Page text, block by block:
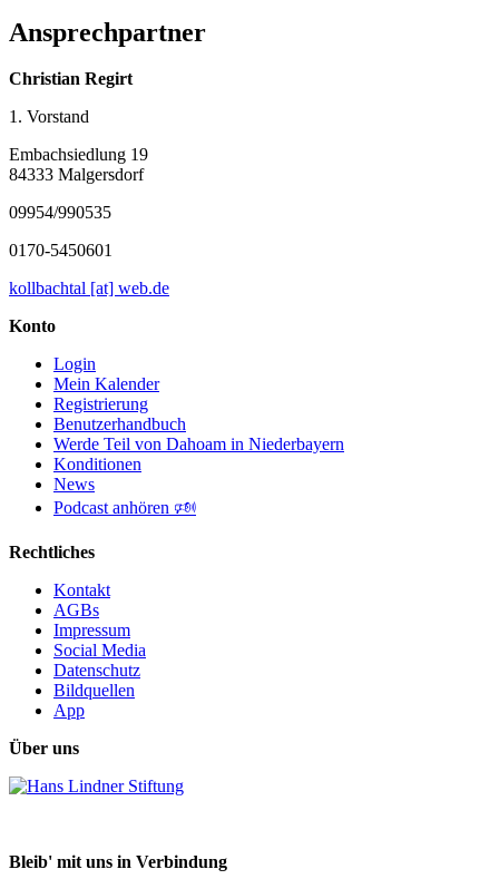
Ansprechpartner
Christian Regirt
1. Vorstand
Embachsiedlung 19
84333 Malgersdorf
09954/990535
0170-5450601
kollbachtal [at] web.de
Konto
Login
Mein Kalender
Registrierung
Benutzerhandbuch
Werde Teil von Dahoam in Niederbayern
Konditionen
News
Podcast anhören 🕬
Rechtliches
Kontakt
AGBs
Impressum
Social Media
Datenschutz
Bildquellen
App
Über uns
Bleib' mit uns in Verbindung